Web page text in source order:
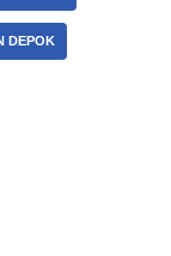
DEPOK